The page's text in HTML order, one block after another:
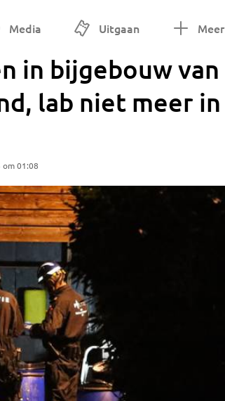
Media Uitgaan Meer
in bijgebouw van
lab niet meer in
01:08